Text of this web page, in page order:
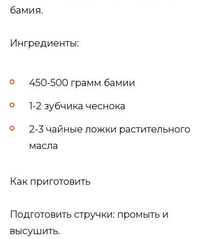
бамия.
Ингредиенты:
450-500 грамм бамии
1-2 зубчика чеснока
2-3 чайные ложки растительного
масла
Как приготовить
Подготовить стручки: промыть и
высушить.